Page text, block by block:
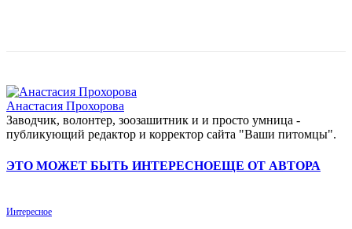
Анастасия Прохорова
Заводчик, волонтер, зоозашитник и и просто умница -
публикующий редактор и корректор сайта "Ваши питомцы".
ЭТО МОЖЕТ БЫТЬ ИНТЕРЕСНОЕЩЕ ОТ АВТОРА
Интересное